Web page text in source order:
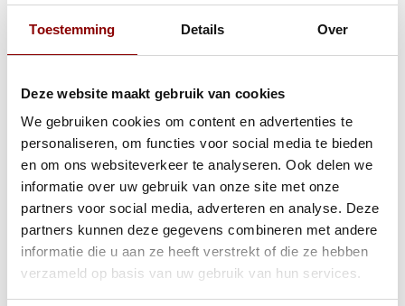
Toestemming Details Over
Deze website maakt gebruik van cookies
We gebruiken cookies om content en advertenties te
personaliseren, om functies voor social media te bieden
en om ons websiteverkeer te analyseren. Ook delen we
informatie over uw gebruik van onze site met onze
partners voor social media, adverteren en analyse. Deze
partners kunnen deze gegevens combineren met andere
informatie die u aan ze heeft verstrekt of die ze hebben
verzameld op basis van uw gebruik van hun services.
Elektrische
Stel zelf samen